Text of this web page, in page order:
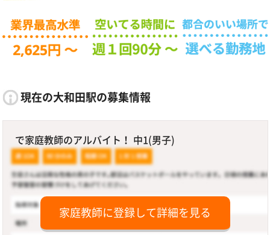
現在の大和田駅の募集情報
で家庭教師のアルバイト！ 中1(男子)
家庭教師に登録して詳細を見る